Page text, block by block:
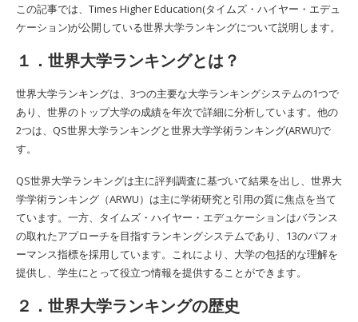
この記事では、Times Higher Education(タイムズ・ハイヤー・エデュ
ケーション)が公開している世界大学ランキングについて説明します。
１．世界大学ランキングとは？
世界大学ランキングは、3つの主要な大学ランキングシステムの1つで
あり、世界のトップ大学の成績を年次で詳細に分析しています。他の
2つは、QS世界大学ランキングと世界大学学術ランキング(ARWU)で
す。
QS世界大学ランキングは主に評判調査に基づいて結果を出し、世界大
学学術ランキング（ARWU）は主に学術研究と引用の質に焦点を当て
ています。一方、タイムズ・ハイヤー・エデュケーションはバランス
の取れたアプローチを目指すランキングシステムであり、13のパフォ
ーマンス指標を採用しています。これにより、大学の包括的な理解を
提供し、学生にとって役立つ情報を提供することができます。
２．世界大学ランキングの歴史